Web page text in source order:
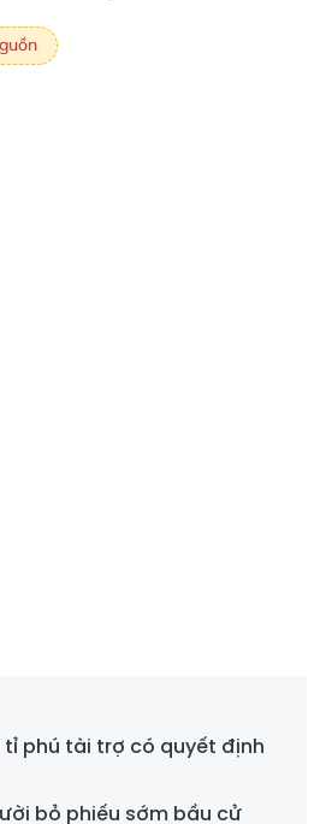
tỉ phú tài trợ có quyết định
bỏ phiếu sớm bầu cử